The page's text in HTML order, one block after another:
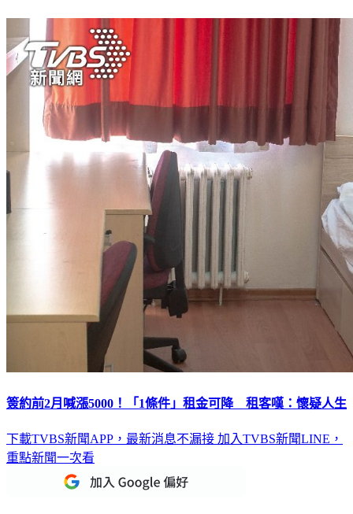
簽約前2月喊漲5000！「1條件」租金可降 租客嘆：懷疑人生
下載TVBS新聞APP，最新消息不漏接 加入TVBS新聞LINE，
重點新聞一次看